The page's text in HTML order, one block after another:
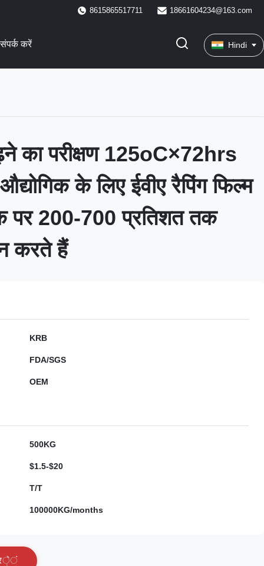
8615865517711 18661604234@163.com
करें Hindi
का परीक्षण 125oC×72hrs
के लिए ईवीए रैपिंग फिल्म
पर 200-700 प्रतिशत तक
करते हैं
KRB
FDA/SGS
OEM
500KG
$1.5-$20
T/T
100000KG/months
ें